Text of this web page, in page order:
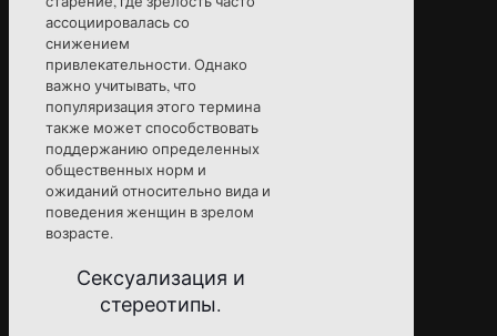
ассоциировалась со
снижением
привлекательности. Однако
важно учитывать, что
популяризация этого термина
также может способствовать
поддержанию определенных
общественных норм и
ожиданий относительно вида и
поведения женщин в зрелом
возрасте.
Сексуализация и
стереотипы.